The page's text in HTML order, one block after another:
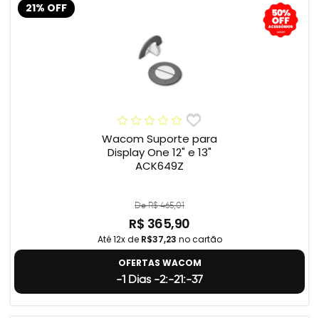
21% OFF
Wacom Suporte para
Display One 12" e 13"
ACK649Z
De R$ 465,01
R$ 365,90
Até 12x de R$37,23 no cartão
OFERTAS WACOM
-1 Dias -2:-21:-38